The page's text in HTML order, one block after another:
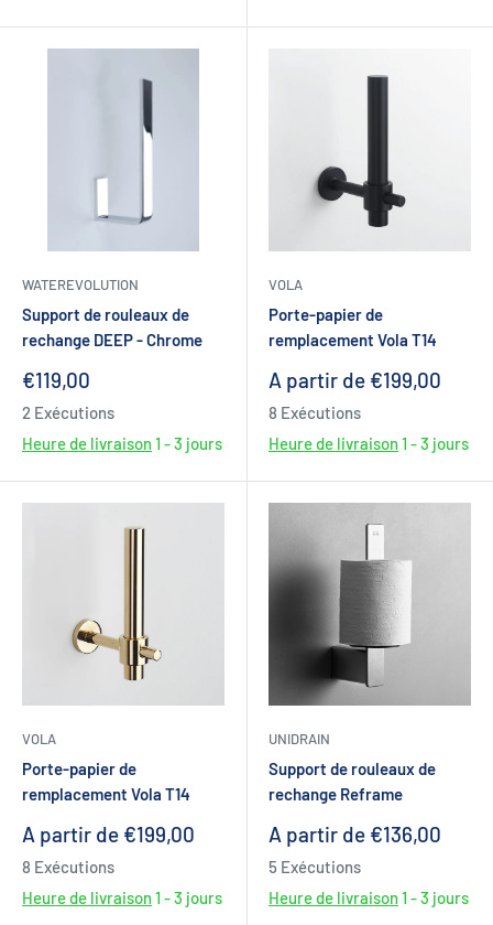
WATEREVOLUTION
Support de rouleaux de
rechange DEEP - Chrome
Prix
€119,00
2 Exécutions
Heure de livraison1 - 3 jours
VOLA
Porte-papier de
remplacement Vola T14
Prix
réduit
A partir de €199,00
8 Exécutions
Heure de livraison1 - 3 jours
VOLA
Porte-papier de
remplacement Vola T14
Prix
réduit
A partir de €199,00
8 Exécutions
Heure de livraison1 - 3 jours
UNIDRAIN
Support de rouleaux de
rechange Reframe
Prix
réduit
A partir de €136,00
5 Exécutions
Heure de livraison1 - 3 jours